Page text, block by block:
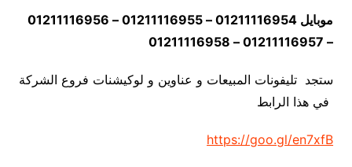
موبايل 01211116954 – 01211116955 – 01211116956
– 01211116957 – 01211116958
ستجد تليفونات المبيعات و عناوين و لوكيشنات فروع الشركة
في هذا الرابط
https://goo.gl/en7xfB